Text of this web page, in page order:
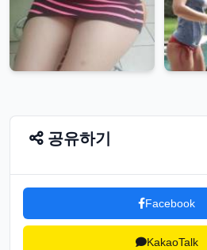
공유하기
Facebook
KakaoTalk